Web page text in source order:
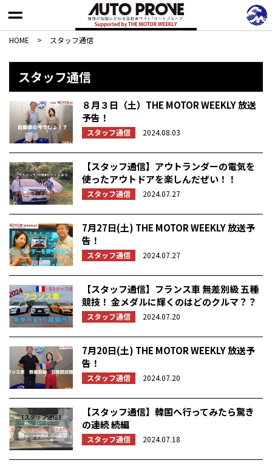
HOME > スタッフ通信
スタッフ通信
８月３日（土）THE MOTOR WEEKLY 放送
予告！
スタッフ通信 2024.08.03
【スタッフ通信】アウトランダーの電気を
使ったアウトドアを楽しんだぜい！！
スタッフ通信 2024.07.27
7月27日(土) THE MOTOR WEEKLY 放送予
告！
スタッフ通信 2024.07.27
【スタッフ通信】フランス車 無差別級 五種
競技！ 金メダルに輝くのはどのクルマ？？
スタッフ通信 2024.07.20
7月20日(土) THE MOTOR WEEKLY 放送予
告！
スタッフ通信 2024.07.20
【スタッフ通信】韓国へ行ってみたら驚き
の連続 続編
スタッフ通信 2024.07.18